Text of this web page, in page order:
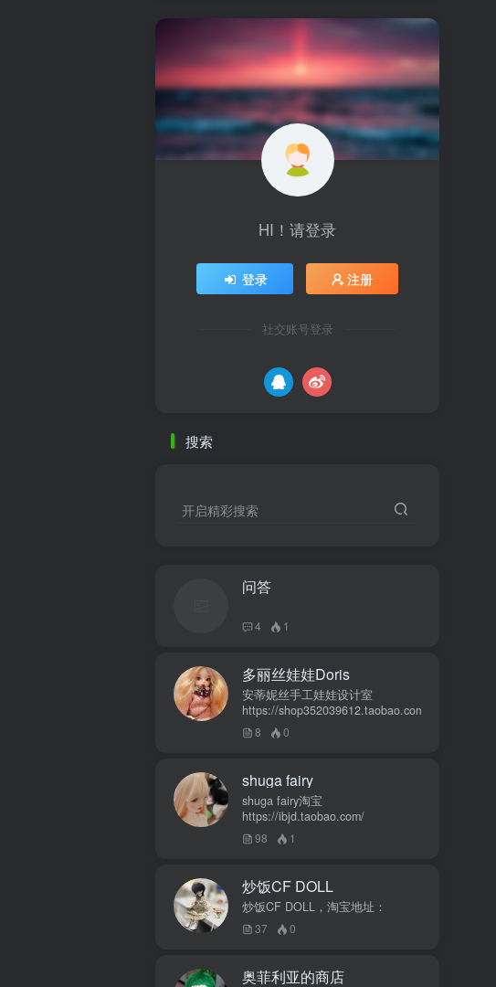
流群，比如娃圈跺网，这样可以更快地
获取信息，也能和其他玩家交流心得，
对于新手来说非常有帮助。
找妆师补妆或者重新定制。
关节松了可以调弹力绳，关节不顺滑的
话用砂纸轻磨，再涂点硅油。平时多给
娃换衣服、换假发，拍照时还能摆出各
种姿势。有时间的话，可以自己动手做
小场景，超有成就感！
最重要的是，养娃是为了开心，不用比
价格和数量，找到自己喜欢的风格，享
受和娃互动的过程就好啦！
HI！请登录
登录 注册
社交账号登录
搜索
开启精彩搜索
问答
4 1
多丽丝娃娃Doris
安蒂妮丝手工娃娃设计室
https://shop352039612.taobao.com
8 0
shuga fairy
shuga fairy淘宝
https://ibjd.taobao.com/
98 1
炒饭CF DOLL
炒饭CF DOLL，淘宝地址：
37 0
奥菲利亚的商店